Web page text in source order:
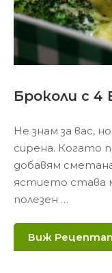
Броколи с 4
Не знам за вас,
сирена. Когато
добавям
ястието става
полезен …
Виж